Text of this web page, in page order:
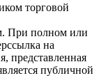
торговой
При полном или
на
представленная
публичной